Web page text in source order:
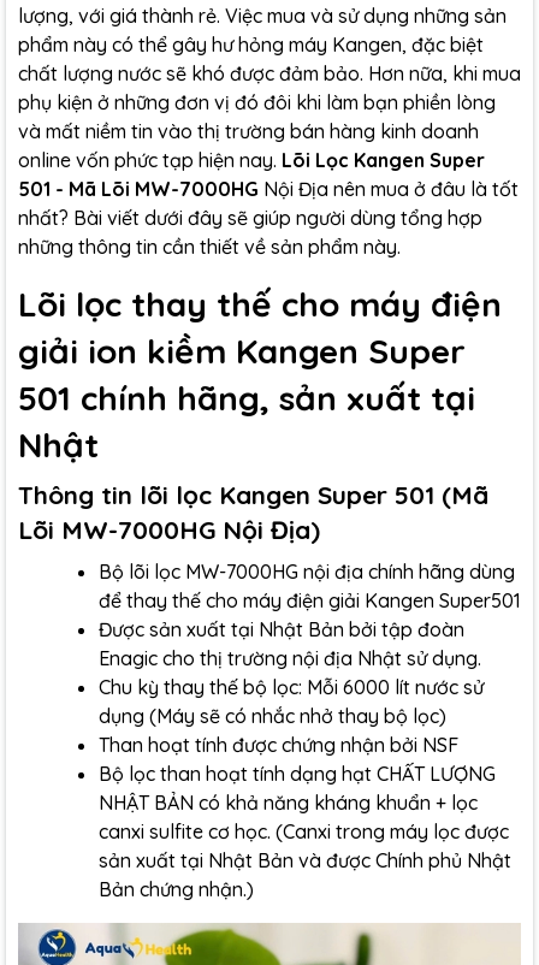
lượng, với giá thành rẻ. Việc mua và sử dụng những sản
phẩm này có thể gây hư hỏng máy Kangen, đặc biệt
chất lượng nước sẽ khó được đảm bảo. Hơn nữa, khi mua
phụ kiện ở những đơn vị đó đôi khi làm bạn phiền lòng
và mất niềm tin vào thị trường bán hàng kinh doanh
online vốn phức tạp hiện nay. Lõi Lọc Kangen Super
501 - Mã Lõi MW-7000HG Nội Địa nên mua ở đâu là tốt
nhất? Bài viết dưới đây sẽ giúp người dùng tổng hợp
những thông tin cần thiết về sản phẩm này.
Lõi lọc thay thế cho máy điện
giải ion kiềm Kangen Super
501 chính hãng, sản xuất tại
Nhật
Thông tin lõi lọc Kangen Super 501 (Mã
Lõi MW-7000HG Nội Địa)
Bộ lõi lọc MW-7000HG nội địa chính hãng dùng
để thay thế cho máy điện giải Kangen Super501
Được sản xuất tại Nhật Bản bởi tập đoàn
Enagic cho thị trường nội địa Nhật sử dụng.
Chu kỳ thay thế bộ lọc: Mỗi 6000 lít nước sử
dụng (Máy sẽ có nhắc nhở thay bộ lọc)
Than hoạt tính được chứng nhận bởi NSF
Bộ lọc than hoạt tính dạng hạt CHẤT LƯỢNG
NHẬT BẢN có khả năng kháng khuẩn + lọc
canxi sulfite cơ học. (Canxi trong máy lọc được
sản xuất tại Nhật Bản và được Chính phủ Nhật
Bản chứng nhận.)